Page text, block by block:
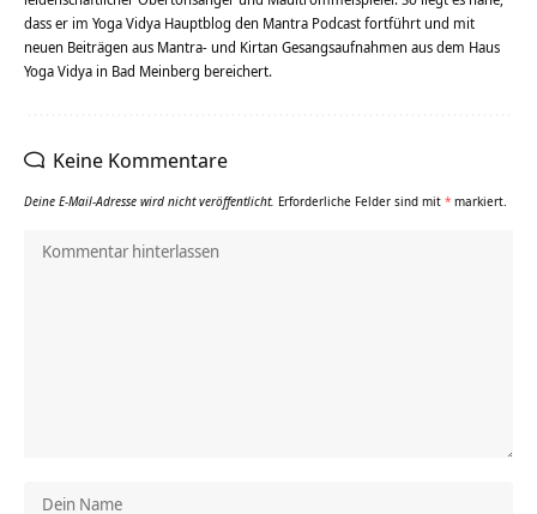
dass er im Yoga Vidya Hauptblog den Mantra Podcast fortführt und mit
neuen Beiträgen aus Mantra- und Kirtan Gesangsaufnahmen aus dem Haus
Yoga Vidya in Bad Meinberg bereichert.
Keine Kommentare
Deine E-Mail-Adresse wird nicht veröffentlicht. Erforderliche Felder sind mit * markiert.